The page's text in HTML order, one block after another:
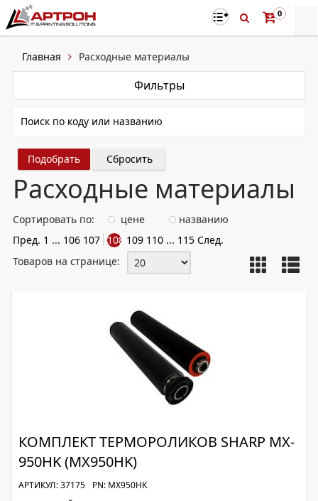
0
Главная Расходные материалы
Фильтры
Сбросить
Расходные материалы
Сортировать по: цене
названию
Пред. 1 ... 106 107 108 109 110 ... 115 След.
Товаров на странице:
КОМПЛЕКТ ТЕРМОРОЛИКОВ SHARP MX-
950HK (MX950HK)
АРТИКУЛ: 37175 PN: MX950HK